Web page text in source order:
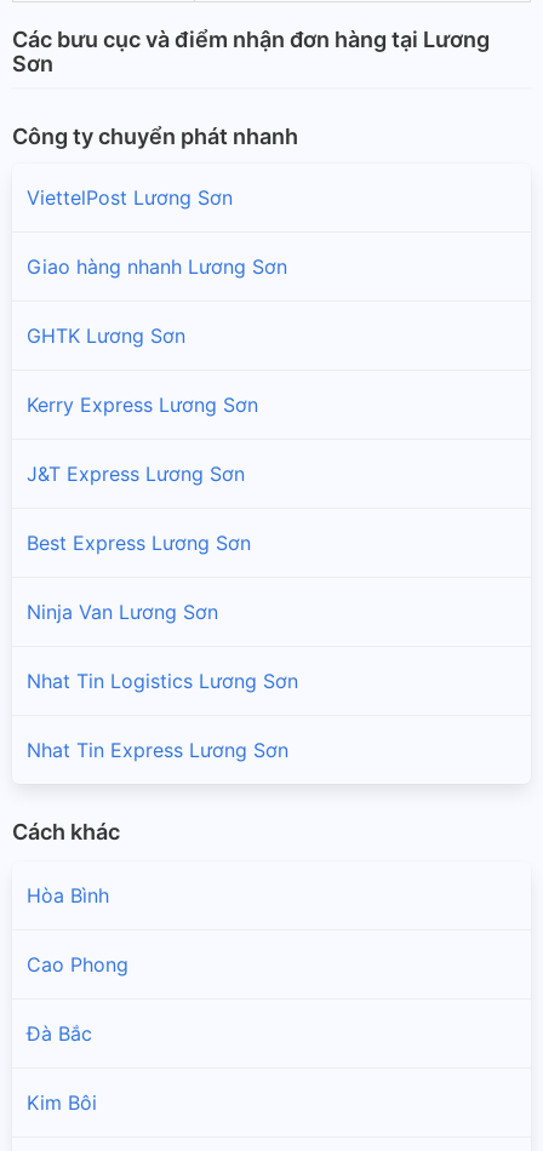
Các bưu cục và điểm nhận đơn hàng tại Lương
Sơn
Công ty chuyển phát nhanh
ViettelPost Lương Sơn
Giao hàng nhanh Lương Sơn
GHTK Lương Sơn
Kerry Express Lương Sơn
J&T Express Lương Sơn
Best Express Lương Sơn
Ninja Van Lương Sơn
Nhat Tin Logistics Lương Sơn
Nhat Tin Express Lương Sơn
Cách khác
Hòa Bình
Cao Phong
Đà Bắc
Kim Bôi